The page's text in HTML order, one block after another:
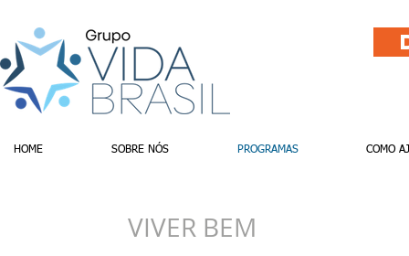
HOME SOBRE NÓS PROGRAMAS COMO
VIVER BEM